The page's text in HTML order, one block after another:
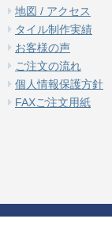
地図 / アクセス
タイル制作実績
お客様の声
ご注文の流れ
個人情報保護方針
FAXご注文用紙